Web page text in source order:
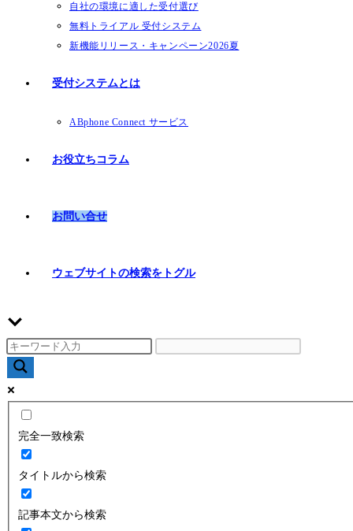
自社の環境に適した受付選び
無料トライアル 受付システム
新機能リリース・キャンペーン2026夏
受付システムとは
ABphone Connect サービス
お役立ちコラム
お問い合せ
ウェブサイトの検索をトグル
完全一致検索
タイトルから検索
記事本文から検索